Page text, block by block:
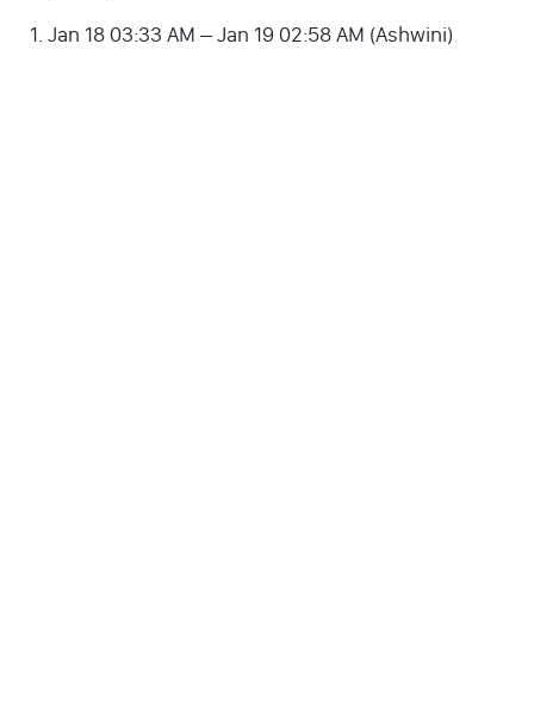
Jan 18 03:33 AM – Jan 19 02:58 AM (Ashwini)